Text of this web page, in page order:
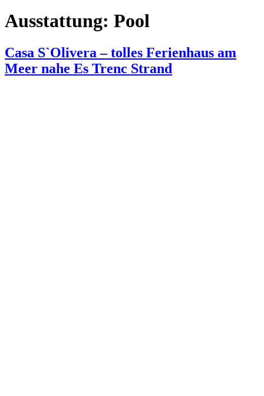
Ausstattung: Pool
Casa S`Olivera – tolles Ferienhaus am
Meer nahe Es Trenc Strand